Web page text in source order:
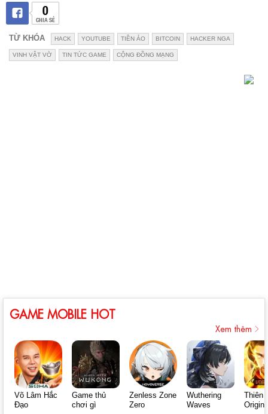
0
CHIA SẺ
TỪ KHÓA HACK YOUTUBE TIỀN ẢO BITCOIN HACKER NGA
VINH VẬT VỜ TIN TỨC GAME CỘNG ĐỒNG MẠNG
GAME MOBILE HOT
Xem thêm
Võ Lâm Hắc
Đạo
Game thủ
chơi gì
Zenless Zone
Zero
Wuthering
Waves
Thiên
Origin